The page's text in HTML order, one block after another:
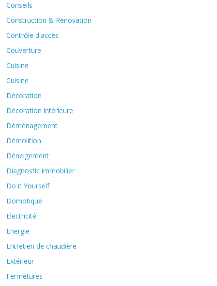
Conseils
Construction & Rénovation
Contrôle d'accès
Couverture
Cuisine
Cuisine
Décoration
Décoration intérieure
Déménagement
Démolition
Déneigement
Diagnostic immobilier
Do it Yourself
Domotique
Electricité
Energie
Entretien de chaudière
Extérieur
Fermetures